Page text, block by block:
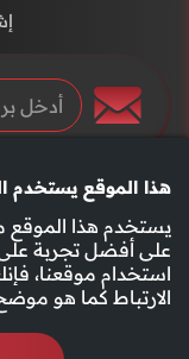
هذا الموقع يستخدم
يستخدم هذا الموقع
على أفضل تجربة
استخدام موقعنا،
الارتباط كما هوسياسة